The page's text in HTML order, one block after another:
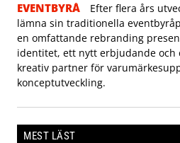
EVENTBYRÅ
Efter flera års
lämna sin traditionella
en omfattande rebranding
identitet, ett nytt erbjudande och
kreativ partner för
konceptutveckling.
MEST LÄST